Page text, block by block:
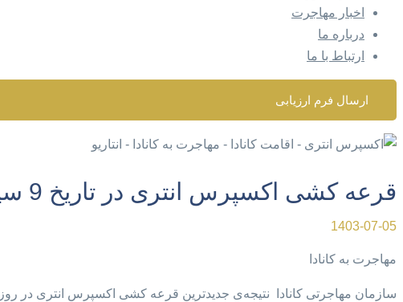
اخبار مهاجرت
درباره ما
ارتباط با ما
ارسال فرم ارزیابی
قرعه کشی اکسپرس انتری در تاریخ 9 سپتامبر 2024
1403-07-05
مهاجرت به کانادا
سازمان مهاجرتی کانادا نتیجه‌ی جدیدترین قرعه کشی اکسپرس انتری در روز ۹ سپتامبر را منتشر کرد.